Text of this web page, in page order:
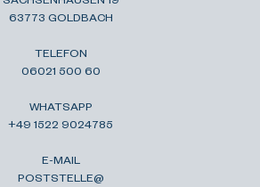
63773 GOLDBACH
TELEFON
06021 500 60
WHATSAPP
+49 1522 9024785
E-MAIL
POSTSTELLE@